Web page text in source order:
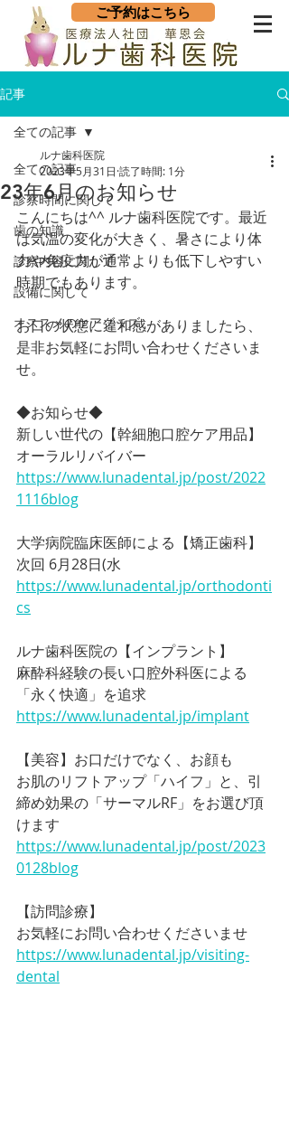
ご予約はこちら
記事
全ての記事
診察時間に関して
歯の知識
診察内容に関して
設備に関して
オススメのケアグッズ
全ての記事
23年6月のお知らせ
ルナ歯科医院
2023年5月31日 読了時間: 1分
こんにちは^^ ルナ歯科医院です。最近
は気温の変化が大きく、暑さにより体
力や免疫力が通常よりも低下しやすい
時期でもあります。
お口の状態に違和感がありましたら、
是非お気軽にお問い合わせくださいま
せ。
◆お知らせ◆
新しい世代の【幹細胞口腔ケア用品】
オーラルリバイバー
https://www.lunadental.jp/post/2022
1116blog
大学病院臨床医師による【矯正歯科】
次回 6月28日(水
https://www.lunadental.jp/orthodonti
cs
ルナ歯科医院の【インプラント】
麻酔科経験の長い口腔外科医による
「永く快適」を追求
https://www.lunadental.jp/implant
【美容】お口だけでなく、お顔も
お肌のリフトアップ「ハイフ」と、引
締め効果の「サーマルRF」をお選び頂
けます
https://www.lunadental.jp/post/2023
0128blog
【訪問診療】
お気軽にお問い合わせくださいませ
https://www.lunadental.jp/visiting-
dental